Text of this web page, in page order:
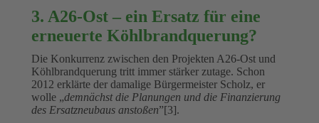
3. A26-Ost – ein Ersatz für eine
erneuerte Köhlbrandquerung?
Die Konkurrenz zwischen den Projekten A26-Ost und
Köhlbrandquerung tritt immer stärker zutage. Schon
2012 erklärte der damalige Bürgermeister Scholz, er
wolle „demnächst die Planungen und die Finanzierung
des Ersatzneubaus anstoßen”[3].